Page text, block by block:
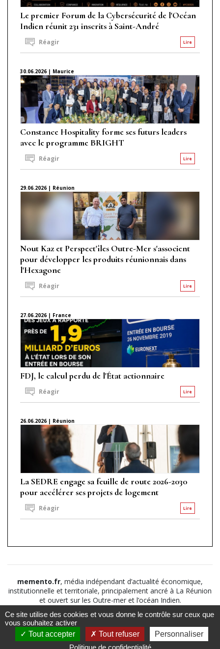
Le premier Forum de la Cybersécurité de l'Océan
Indien réunit 231 inscrits à Saint-André
Lire
Réagir
30.06.2026 | Maurice
Constance Hospitality forme ses futurs leaders
avec le programme BRIGHT
Lire
Réagir
29.06.2026 | Réunion
Nout Kaz et Perspect'îles Outre-Mer s'associent
pour développer les produits réunionnais dans
l'Hexagone
Lire
Réagir
27.06.2026 | France
FDJ, le calcul perdu de l'État actionnaire
Lire
Réagir
26.06.2026 | Réunion
La SEDRE engage sa feuille de route 2026-2030
pour accélérer ses projets de logement
Lire
Réagir
memento.fr, média indépendant d’actualité économique,
institutionnelle et territoriale, principalement ancré à La Réunion
et ouvert sur les Outre-mer et l’océan Indien.
©2026
Mémento
Suivez nous sur Notice légale
Politique de
confidentialité-CGV-CGU
Ce site utilise des cookies et vous donne le contrôle sur ceux que
vous souhaitez activer
Tout accepter
Tout refuser
Personnaliser
Politique de confidentialité